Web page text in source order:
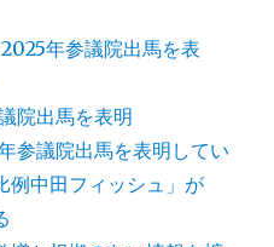
年参議院出馬を表
院出馬を表明
議院出馬を表明してい
例中田フィッシュ」が